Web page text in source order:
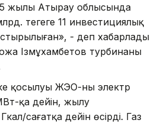
жылы Атырау облысында
теңгеге 11 инвестициялық
- деп хабарлады
Ізмұхамбетов турбинаны
қосылуы ЖЭО-ның электр
қа дейін, жылу
сағатқа дейін өсірді. Газ